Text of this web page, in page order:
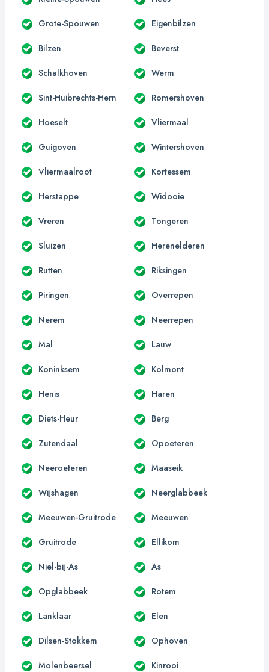
Grote-Spouwen Eigenbilzen
Bilzen Beverst
Schalkhoven Werm
Sint-Huibrechts-Hern Romershoven
Hoeselt Vliermaal
Guigoven Wintershoven
Vliermaalroot Kortessem
Herstappe Widooie
Vreren Tongeren
Sluizen Herenelderen
Rutten Riksingen
Piringen Overrepen
Nerem Neerrepen
Mal Lauw
Koninksem Kolmont
Henis Haren
Diets-Heur Berg
Zutendaal Opoeteren
Neeroeteren Maaseik
Wijshagen Neerglabbeek
Meeuwen-Gruitrode Meeuwen
Gruitrode Ellikom
Niel-bij-As As
Opglabbeek Rotem
Lanklaar Elen
Dilsen-Stokkem Ophoven
Molenbeersel Kinrooi